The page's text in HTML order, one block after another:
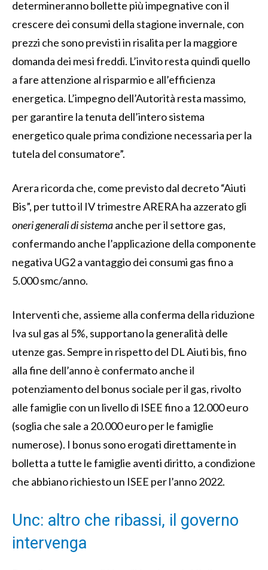
determineranno bollette più impegnative con il
crescere dei consumi della stagione invernale, con
prezzi che sono previsti in risalita per la maggiore
domanda dei mesi freddi. L’invito resta quindi quello
a fare attenzione al risparmio e all’efficienza
energetica. L’impegno dell’Autorità resta massimo,
per garantire la tenuta dell’intero sistema
energetico quale prima condizione necessaria per la
tutela del consumatore”.
Arera ricorda che, come previsto dal decreto “Aiuti
Bis”, per tutto il IV trimestre ARERA ha azzerato gli
oneri generali di sistemaanche per il settore gas,
confermando anche l’applicazione della componente
negativa UG2 a vantaggio dei consumi gas fino a
5.000 smc/anno.
Interventi che, assieme alla conferma della riduzione
Iva sul gas al 5%, supportano la generalità delle
utenze gas. Sempre in rispetto del DL Aiuti bis, fino
alla fine dell’anno è confermato anche il
potenziamento del bonus sociale per il gas, rivolto
alle famiglie con un livello di ISEE fino a 12.000 euro
(soglia che sale a 20.000 euro per le famiglie
numerose). I bonus sono erogati direttamente in
bolletta a tutte le famiglie aventi diritto, a condizione
che abbiano richiesto un ISEE per l’anno 2022.
Unc: altro che ribassi, il governo
intervenga